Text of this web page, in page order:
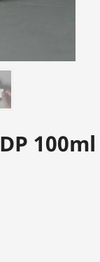
100ml